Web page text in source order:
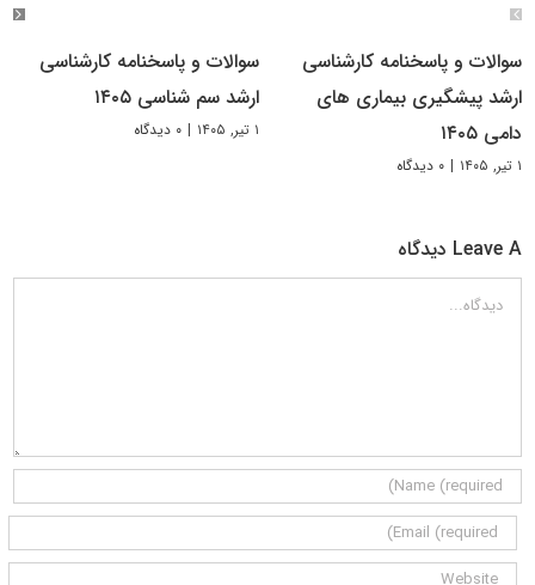
سوالات و پاسخنامه کارشناسی
ارشد پیشگیری بیماری های
دامی ۱۴۰۵
۱ تیر, ۱۴۰۵ | ۰ دیدگاه
سوالات و پاسخنامه کارشناسی
ارشد سم شناسی ۱۴۰۵
۱ تیر, ۱۴۰۵ | ۰ دیدگاه
Leave A دیدگاه
دیدگاه